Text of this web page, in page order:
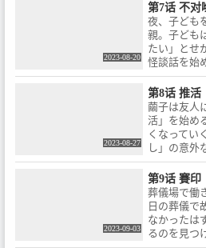
2023-08-20
第7话 不对
夜、子ども
親。子ども
たい」とせ
怪談話を始
2023-08-27
第8话 推活
繭子は友人
活」を始め
くなってい
し」の意外
2023-09-03
第9话 賽印
葬儀場で働
日の葬儀で
なかったは
るのを見つ